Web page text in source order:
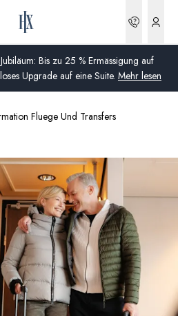
Bis zu 25 % Ermässigung auf
Upgrade auf eine Suite. Mehr lesen
(England, Schottland, Wales
Fluege Und Transfers